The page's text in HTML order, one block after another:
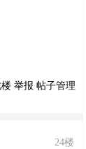
楼 举报 帖子管理
24楼